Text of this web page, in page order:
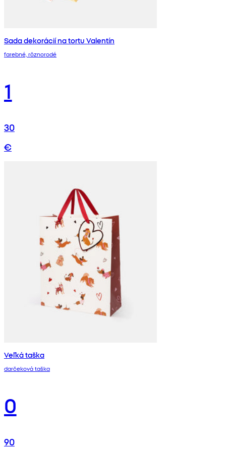
Sada dekorácií na tortu Valentín
farebné, rôznorodé
1
30
€
Veľká taška
darčeková taška
0
90